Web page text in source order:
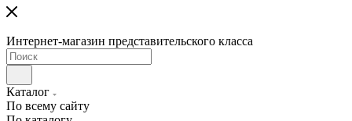
Интернет-магазин представительского класса
Каталог
По всему сайту